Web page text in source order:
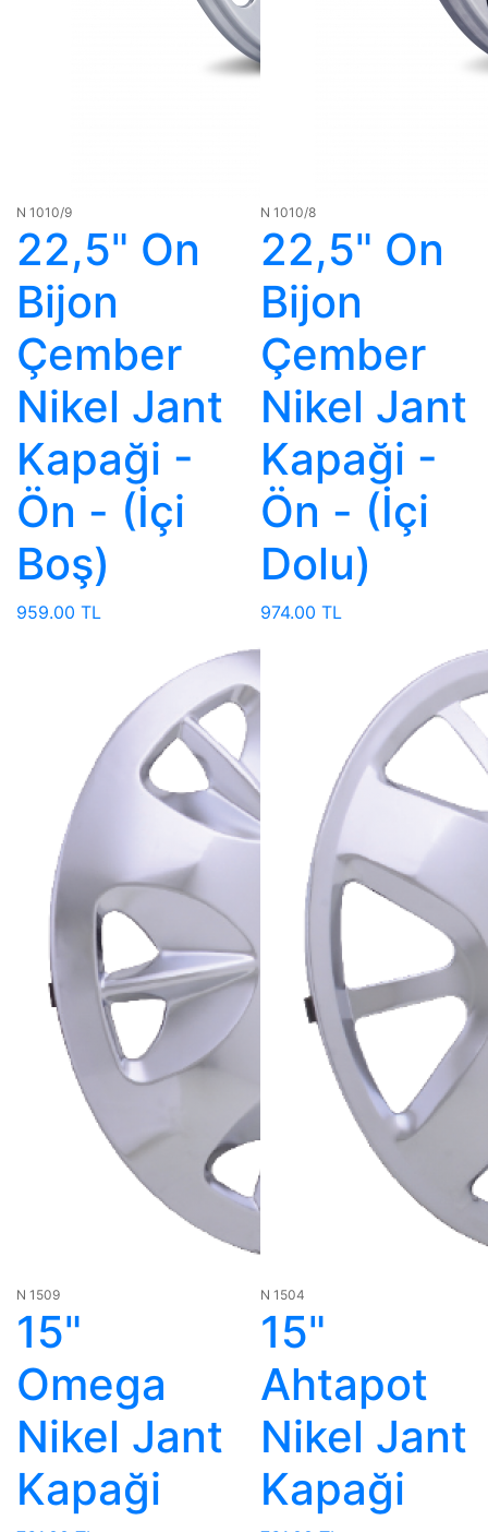
N 1010/9
22,5" On
Bijon
Çember
Nikel Jant
Kapaği -
Ön - (İçi
Boş)
959.00 TL
N 1010/8
22,5" On
Bijon
Çember
Nikel Jant
Kapaği -
Ön - (İçi
Dolu)
974.00 TL
N 1509
15"
Omega
Nikel Jant
Kapaği
N 1504
15"
Ahtapot
Nikel Jant
Kapaği